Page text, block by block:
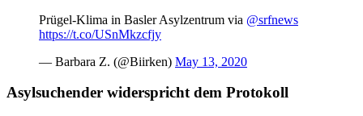
Prügel-Klima in Basler Asylzentrum via @srfnews
https://t.co/USnMkzcfjy
— Barbara Z. (@Biirken) May 13, 2020
Asylsuchender widerspricht dem Protokoll